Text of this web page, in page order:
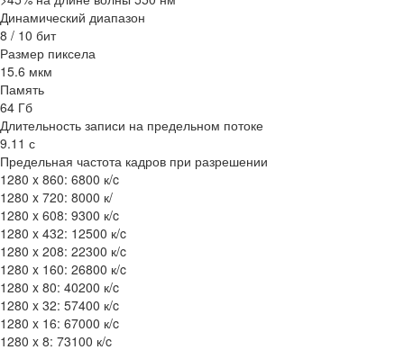
Динамический диапазон
8 / 10 бит
Размер пиксела
15.6 мкм
Память
64 Гб
Длительность записи на предельном потоке
9.11 с
Предельная частота кадров при разрешении
1280 x 860: 6800 к/c
1280 x 720: 8000 к/
1280 x 608: 9300 к/c
1280 x 432: 12500 к/c
1280 x 208: 22300 к/c
1280 x 160: 26800 к/c
1280 x 80: 40200 к/c
1280 x 32: 57400 к/c
1280 x 16: 67000 к/c
1280 x 8: 73100 к/c